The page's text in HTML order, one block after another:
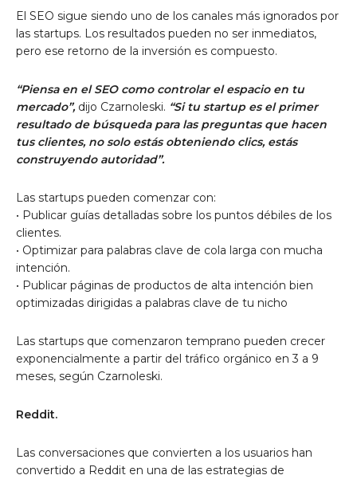
El SEO sigue siendo uno de los canales más ignorados por
las startups. Los resultados pueden no ser inmediatos,
pero ese retorno de la inversión es compuesto.
“Piensa en el SEO como controlar el espacio en tu
mercado”,dijo Czarnoleski. “Si tu startup es el primer
resultado de búsqueda para las preguntas que hacen
tus clientes, no solo estás obteniendo clics, estás
construyendo autoridad”.
Las startups pueden comenzar con:
• Publicar guías detalladas sobre los puntos débiles de los
clientes.
• Optimizar para palabras clave de cola larga con mucha
intención.
• Publicar páginas de productos de alta intención bien
optimizadas dirigidas a palabras clave de tu nicho
Las startups que comenzaron temprano pueden crecer
exponencialmente a partir del tráfico orgánico en 3 a 9
meses, según Czarnoleski.
Reddit.
Las conversaciones que convierten a los usuarios han
convertido a Reddit en una de las estrategias de